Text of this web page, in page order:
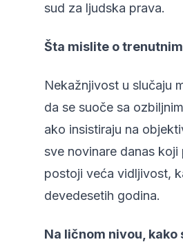
sud za ljudska prava.
Šta mislite o
Nekažnjivost u slučaju
da se suoče sa
ako insistiraju na
sve novinare danas
postoji veća vidljivost,
devedesetih godina.
Na ličnom nivou,